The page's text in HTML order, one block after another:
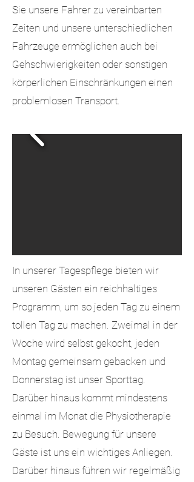
Sie unsere Fahrer zu vereinbarten
Zeiten und unsere unterschiedlichen
Fahrzeuge ermöglichen auch bei
Gehschwierigkeiten oder sonstigen
körperlichen Einschränkungen einen
problemlosen Transport.
In unserer Tagespflege bieten wir
unseren Gästen ein reichhaltiges
Programm, um so jeden Tag zu einem
tollen Tag zu machen. Zweimal in der
Woche wird selbst gekocht, jeden
Montag gemeinsam gebacken und
Donnerstag ist unser Sporttag.
Darüber hinaus kommt mindestens
einmal im Monat die Physiotherapie
zu Besuch. Bewegung für unsere
Gäste ist uns ein wichtiges Anliegen.
Darüber hinaus führen wir regelmäßig